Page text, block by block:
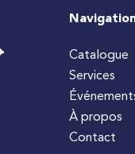
Catalogue
Services
À propos
Contact